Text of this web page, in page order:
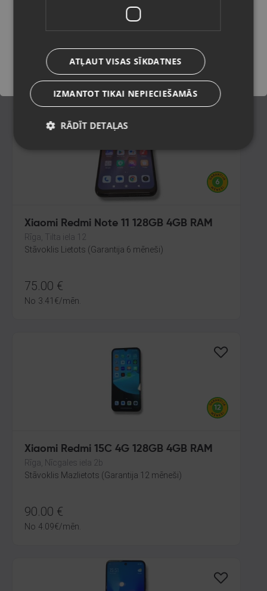
135.00 €
6.14€/mēn.
Xiaomi Redmi Note 11 128GB 4GB RAM
Rīga, Tilta iela 12
Stāvoklis Lietots (Garantija 6 mēneši)
75.00 €
No 3.41 €/mēn.
Xiaomi Redmi 15C 4G 128GB 4GB RAM
Rīga, Nīcgales iela 2b
Stāvoklis Mazlietots (Garantija 12 mēneši)
90.00 €
No 4.09€/mēn.
Saglabāt
ATĻAUT VISAS SĪKDATNES
IZMANTOT TIKAI NEPIECIEŠAMĀS
RĀDĪT DETAĻAS